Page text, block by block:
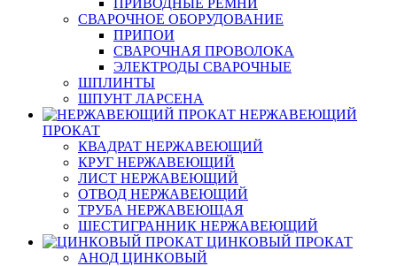
ПРИВОДНЫЕ РЕМНИ
СВАРОЧНОЕ ОБОРУДОВАНИЕ
ПРИПОИ
СВАРОЧНАЯ ПРОВОЛОКА
ЭЛЕКТРОДЫ СВАРОЧНЫЕ
ШПЛИНТЫ
ШПУНТ ЛАРСЕНА
НЕРЖАВЕЮЩИЙ
ПРОКАТ
КВАДРАТ НЕРЖАВЕЮЩИЙ
КРУГ НЕРЖАВЕЮЩИЙ
ЛИСТ НЕРЖАВЕЮЩИЙ
ОТВОД НЕРЖАВЕЮЩИЙ
ТРУБА НЕРЖАВЕЮЩАЯ
ШЕСТИГРАННИК НЕРЖАВЕЮЩИЙ
ЦИНКОВЫЙ ПРОКАТ
АНОД ЦИНКОВЫЙ